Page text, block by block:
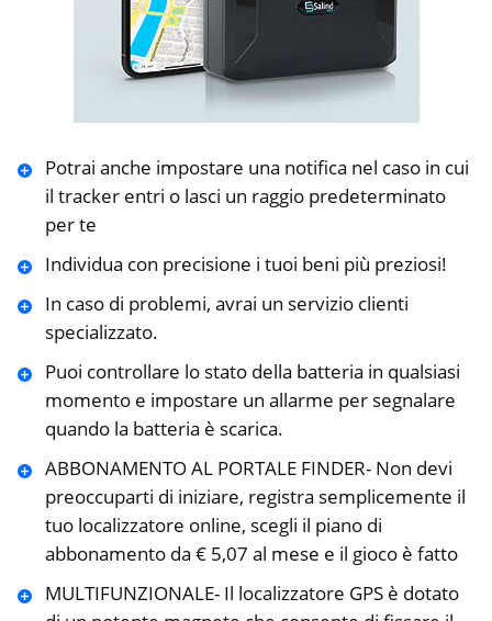
Potrai anche impostare una notifica nel caso in cui
il tracker entri o lasci un raggio predeterminato
per te
Individua con precisione i tuoi beni più preziosi!
In caso di problemi, avrai un servizio clienti
specializzato.
Puoi controllare lo stato della batteria in qualsiasi
momento e impostare un allarme per segnalare
quando la batteria è scarica.
ABBONAMENTO AL PORTALE FINDER- Non devi
preoccuparti di iniziare, registra semplicemente il
tuo localizzatore online, scegli il piano di
abbonamento da € 5,07 al mese e il gioco è fatto
MULTIFUNZIONALE- Il localizzatore GPS è dotato